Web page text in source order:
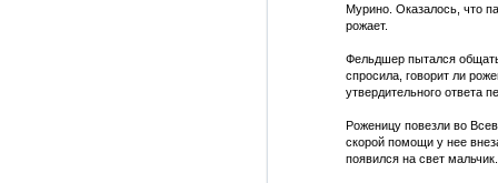
Мурино. Оказалось, что
рожает.
Фельдшер пытался
спросила, говорит ли
утвердительного ответа
Роженицу повезли во
скорой помощи у нее
появился на свет мальчик.